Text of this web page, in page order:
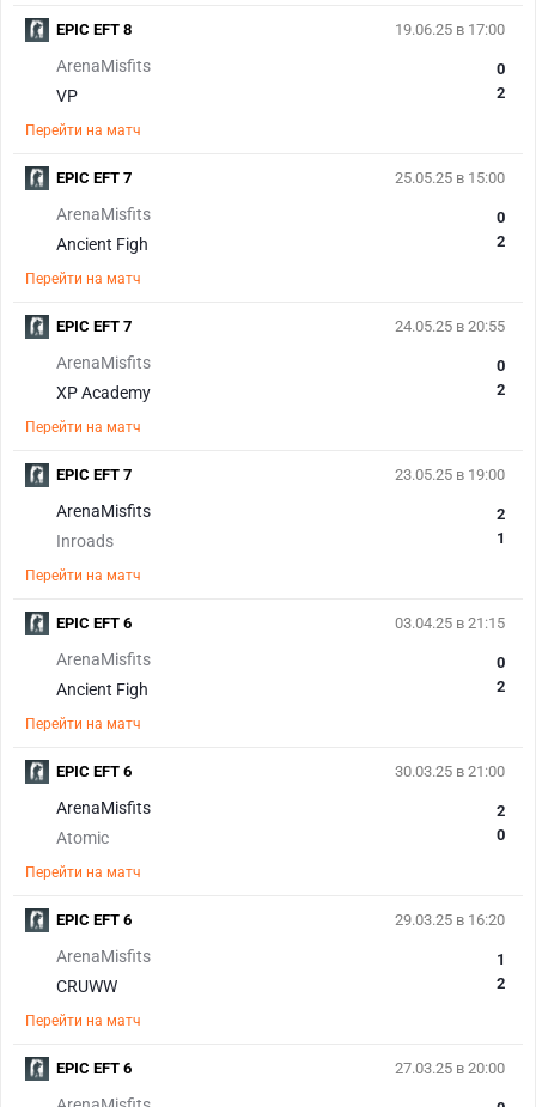
19.06.25 в 17:00
ArenaMisfits
VP
0
2
Перейти на матч
EPIC EFT 8
25.05.25 в 15:00
ArenaMisfits
Ancient Figh
0
2
Перейти на матч
EPIC EFT 7
24.05.25 в 20:55
ArenaMisfits
XP Academy
0
2
Перейти на матч
EPIC EFT 7
23.05.25 в 19:00
ArenaMisfits
Inroads
2
1
Перейти на матч
EPIC EFT 7
03.04.25 в 21:15
ArenaMisfits
Ancient Figh
0
2
Перейти на матч
EPIC EFT 6
30.03.25 в 21:00
ArenaMisfits
Atomic
2
0
Перейти на матч
EPIC EFT 6
29.03.25 в 16:20
ArenaMisfits
CRUWW
1
2
Перейти на матч
EPIC EFT 6
27.03.25 в 20:00
EPIC EFT 6